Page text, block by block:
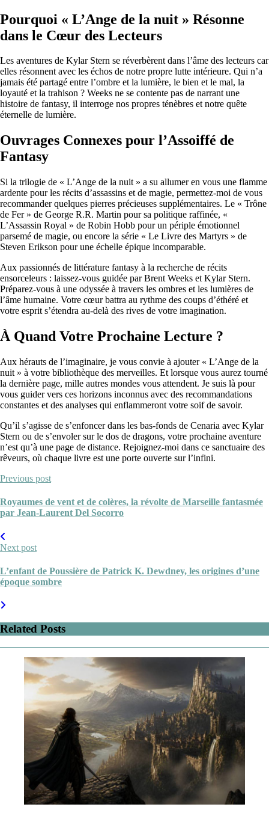
Pourquoi « L’Ange de la nuit » Résonne
dans le Cœur des Lecteurs
Les aventures de Kylar Stern se réverbèrent dans l’âme des lecteurs car
elles résonnent avec les échos de notre propre lutte intérieure. Qui n’a
jamais été partagé entre l’ombre et la lumière, le bien et le mal, la
loyauté et la trahison ? Weeks ne se contente pas de narrant une
histoire de fantasy, il interroge nos propres ténèbres et notre quête
éternelle de lumière.
Ouvrages Connexes pour l’Assoiffé de
Fantasy
Si la trilogie de « L’Ange de la nuit » a su allumer en vous une flamme
ardente pour les récits d’assassins et de magie, permettez-moi de vous
recommander quelques pierres précieuses supplémentaires. Le « Trône
de Fer » de George R.R. Martin pour sa politique raffinée, «
L’Assassin Royal » de Robin Hobb pour un périple émotionnel
parsemé de magie, ou encore la série « Le Livre des Martyrs » de
Steven Erikson pour une échelle épique incomparable.
Aux passionnés de littérature fantasy à la recherche de récits
ensorceleurs : laissez-vous guidée par Brent Weeks et Kylar Stern.
Préparez-vous à une odyssée à travers les ombres et les lumières de
l’âme humaine. Votre cœur battra au rythme des coups d’éthéré et
votre esprit s’étendra au-delà des rives de votre imagination.
À Quand Votre Prochaine Lecture ?
Aux hérauts de l’imaginaire, je vous convie à ajouter « L’Ange de la
nuit » à votre bibliothèque des merveilles. Et lorsque vous aurez tourné
la dernière page, mille autres mondes vous attendent. Je suis là pour
vous guider vers ces horizons inconnus avec des recommandations
constantes et des analyses qui enflammeront votre soif de savoir.
Qu’il s’agisse de s’enfoncer dans les bas-fonds de Cenaria avec Kylar
Stern ou de s’envoler sur le dos de dragons, votre prochaine aventure
n’est qu’à une page de distance. Rejoignez-moi dans ce sanctuaire des
rêveurs, où chaque livre est une porte ouverte sur l’infini.
Previous post
Royaumes de vent et de colères, la révolte de Marseille fantasmée
par Jean-Laurent Del Socorro
Next post
L’enfant de Poussière de Patrick K. Dewdney, les origines d’une
époque sombre
Related Posts